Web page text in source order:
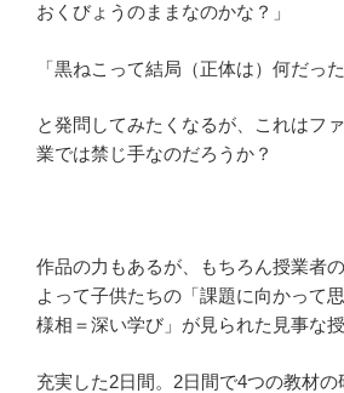
おくびょうのままなのかな？」
「黒ねこって結局（正体は）何だっ
と発問してみたくなるが、これはフ
業では禁じ手なのだろうか？
作品の力もあるが、もちろん授業者
よって子供たちの「課題に向かって
様相＝深い学び」が見られた見事な授
充実した2日間。2日間で4つの教材